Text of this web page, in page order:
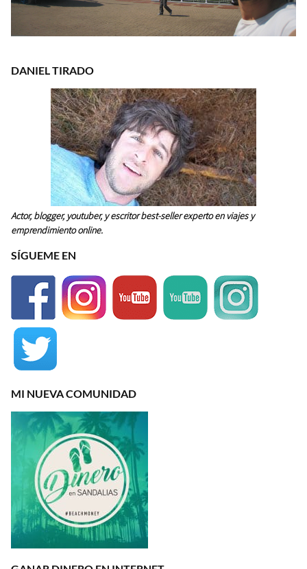
DANIEL TIRADO
Actor, blogger, youtuber, y escritor best-seller experto en viajes y
emprendimiento online.
SÍGUEME EN
MI NUEVA COMUNIDAD